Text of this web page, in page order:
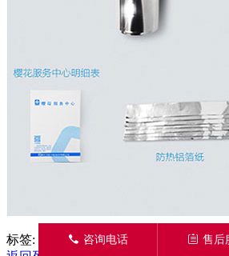
标签: 壁挂炉SCL-24B55-1
󦁁 咨询电话 󦃡 售后